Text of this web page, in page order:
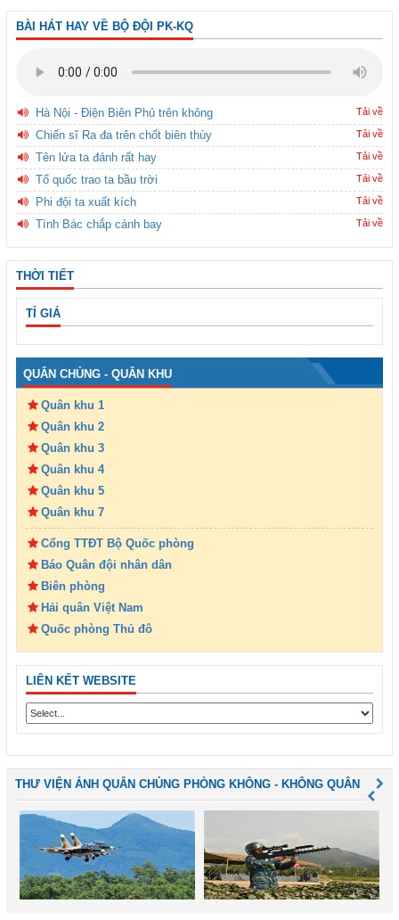
BÀI HÁT HAY VỀ BỘ ĐỘI PK-KQ
Hà Nội - Điện Biên Phủ trên không Tải về
Chiến sĩ Ra đa trên chốt biên thùy Tải về
Tên lửa ta đánh rất hay Tải về
Tổ quốc trao ta bầu trời Tải về
Phi đội ta xuất kích Tải về
Tình Bác chắp cánh bay Tải về
THỜI TIẾT
TỈ GIÁ
QUÂN CHỦNG - QUÂN KHU
Quân khu 1
Quân khu 2
Quân khu 3
Quân khu 4
Quân khu 5
Quân khu 7
Cổng TTĐT Bộ Quốc phòng
Báo Quân đội nhân dân
Biên phòng
Hải quân Việt Nam
Quốc phòng Thủ đô
LIÊN KẾT WEBSITE
THƯ VIỆN ẢNH QUÂN CHỦNG PHÒNG KHÔNG - KHÔNG QUÂN